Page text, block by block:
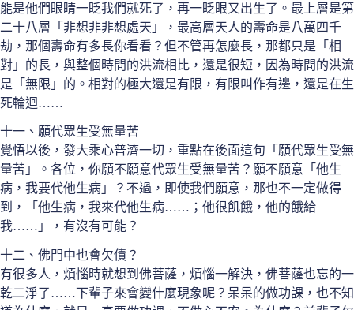
能是他們眼睛一眨我們就死了，再一眨眼又出生了。最上層是第
二十八層「非想非非想處天」，最高層天人的壽命是八萬四千
劫，那個壽命有多長你看看？但不管再怎麼長，那都只是「相
對」的長，與整個時間的洪流相比，還是很短，因為時間的洪流
是「無限」的。相對的極大還是有限，有限叫作有邊，還是在生
死輪迴……
十一、願代眾生受無量苦
覺悟以後，發大乘心普濟一切，重點在後面這句「願代眾生受無
量苦」。各位，你願不願意代眾生受無量苦？願不願意「他生
病，我要代他生病」？不過，即使我們願意，那也不一定做得
到，「他生病，我來代他生病……；他很飢餓，他的餓給
我……」，有沒有可能？
十二、佛門中也會欠債？
有很多人，煩惱時就想到佛菩薩，煩惱一解決，佛菩薩也忘的一
乾二淨了……下輩子來會變什麼現象呢？呆呆的做功課，也不知